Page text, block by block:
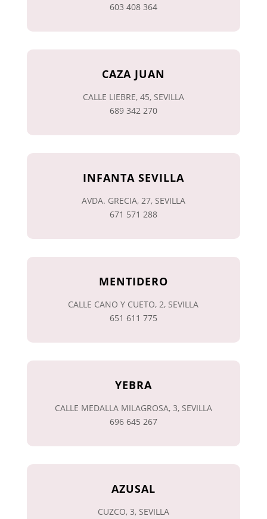
603 408 364
CAZA JUAN
CALLE LIEBRE, 45, SEVILLA
689 342 270
INFANTA SEVILLA
AVDA. GRECIA, 27, SEVILLA
671 571 288
MENTIDERO
CALLE CANO Y CUETO, 2, SEVILLA
651 611 775
YEBRA
CALLE MEDALLA MILAGROSA, 3, SEVILLA
696 645 267
AZUSAL
CUZCO, 3, SEVILLA